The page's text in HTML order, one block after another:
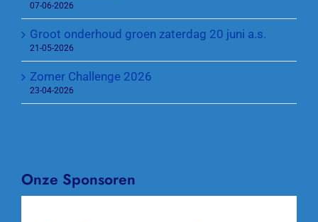
07-06-2026
Groot onderhoud groen zaterdag 20 juni a.s.
21-05-2026
Zomer Challenge 2026
23-04-2026
Onze Sponsoren